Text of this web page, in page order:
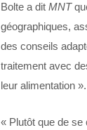
Bolte a dit MNT
géographiques,
des conseils
traitement avec
leur alimentation ».
« Plutôt que de